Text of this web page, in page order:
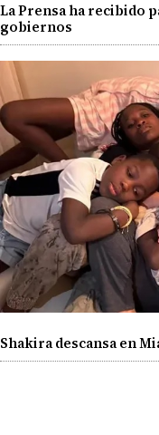
La Prensa ha recibido
gobiernos
Shakira descansa en